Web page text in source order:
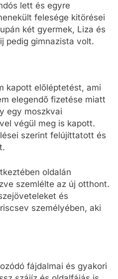
lett és egyre
felesége kitörései
két gyermek, Liza és
pedig gimnazista volt.
kapott előléptetést, ami
elegendő fizetése miatt
egy moszkvai
végül meg is kapott.
szerint felújíttatott és
oldalán
szemlélte az új otthont.
és
személyében, aki
fájdalmai és gyakori